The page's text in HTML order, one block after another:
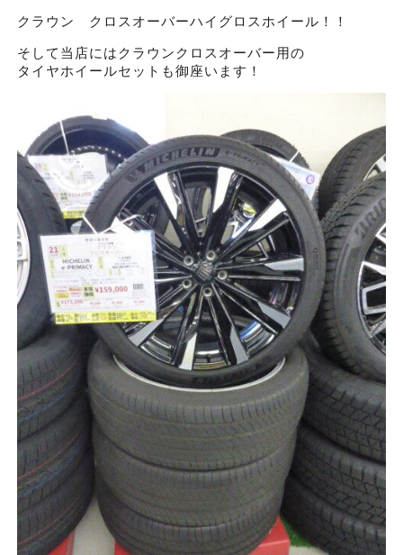
クラウン クロスオーバーハイグロスホイール！！
そして当店にはクラウンクロスオーバー用の
タイヤホイールセットも御座います！